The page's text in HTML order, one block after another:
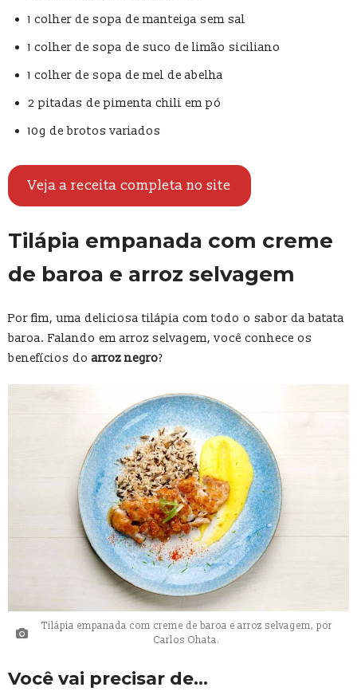
1 colher de sopa de manteiga sem sal
1 colher de sopa de suco de limão siciliano
1 colher de sopa de mel de abelha
2 pitadas de pimenta chili em pó
10g de brotos variados
Veja a receita completa no site
Tilápia empanada com creme
de baroa e arroz selvagem
Por fim, uma deliciosa tilápia com todo o sabor da batata
baroa. Falando em arroz selvagem, você conhece os
benefícios doarroz negro?
Tilápia empanada com creme de baroa e arroz selvagem, por
Carlos Ohata.
Você vai precisar de…